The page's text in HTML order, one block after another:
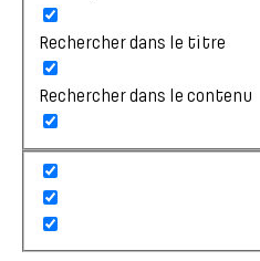
Rechercher dans le titre
Rechercher dans le contenu